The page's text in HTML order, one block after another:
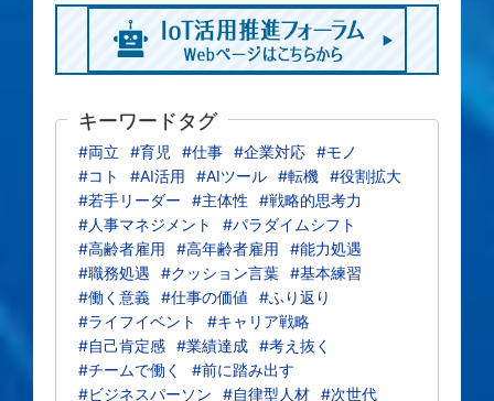
キーワードタグ
#両立 #育児 #仕事 #企業対応 #モノ
#コト
#AI活用 #AIツール #転機 #役割拡大
#若手リーダー
#主体性
#戦略的思考力
#人事マネジメント
#パラダイムシフト
#高齢者雇用
#高年齢者雇用
#能力処遇
#職務処遇
#クッション言葉 #基本練習
#働く意義 #仕事の価値
#ふり返り
#ライフイベント
#キャリア戦略
#自己肯定感 #業績達成 #考え抜く
#チームで働く
#前に踏み出す
#ビジネスパーソン
#自律型人材 #次世代